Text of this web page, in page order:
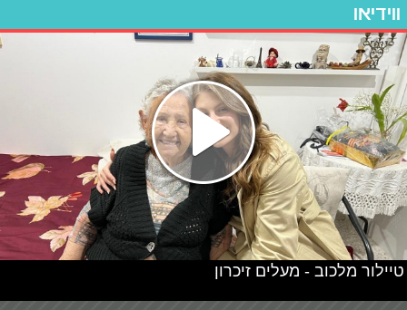
ווידיאו
טיילור מלכוב - מעלים זיכרון